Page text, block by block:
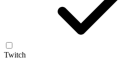
Twitch